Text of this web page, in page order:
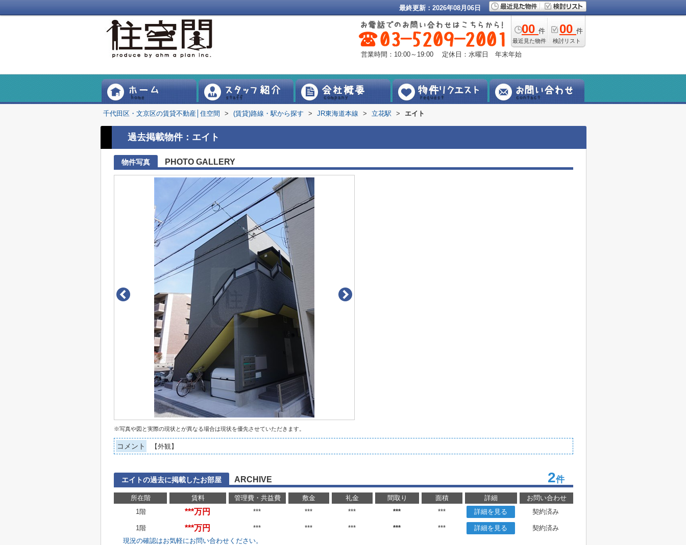
最終更新：2026年08月06日
00 件
最近見た物件
00 件
検討リスト
営業時間：10:00～19:00 定休日：水曜日 年末年始
千代田区・文京区の賃貸不動産│住空間 > (賃貸)路線・駅から探す > JR東海道本線 > 立花駅 > エイト
過去掲載物件：エイト
物件写真 PHOTO GALLERY
※写真や図と実際の現状とが異なる場合は現状を優先させていただきます。
コメント 【外観】
エイトの過去に掲載したお部屋 ARCHIVE 2件
所在階 賃料 管理費・共益費 敷金 礼金 間取り 面積 詳細
お問い合わせ
1階
***万円 *** *** *** *** *** 詳細を見る 契約済み
1階 ***万円 *** *** *** *** *** 詳細を見る
契約済み
現況の確認はお気軽にお問い合わせください。